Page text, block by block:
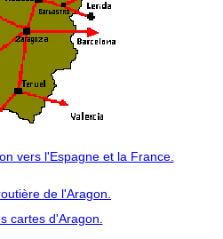
vers l'Espagne et la France.
de l'Aragon.
cartes d'Aragon.